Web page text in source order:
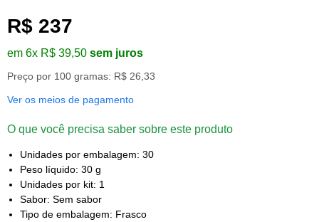
R$ 237
em 6x R$ 39,50 sem juros
Preço por 100 gramas: R$ 26,33
Ver os meios de pagamento
O que você precisa saber sobre este produto
Unidades por embalagem: 30
Peso líquido: 30 g
Unidades por kit: 1
Sabor: Sem sabor
Tipo de embalagem: Frasco